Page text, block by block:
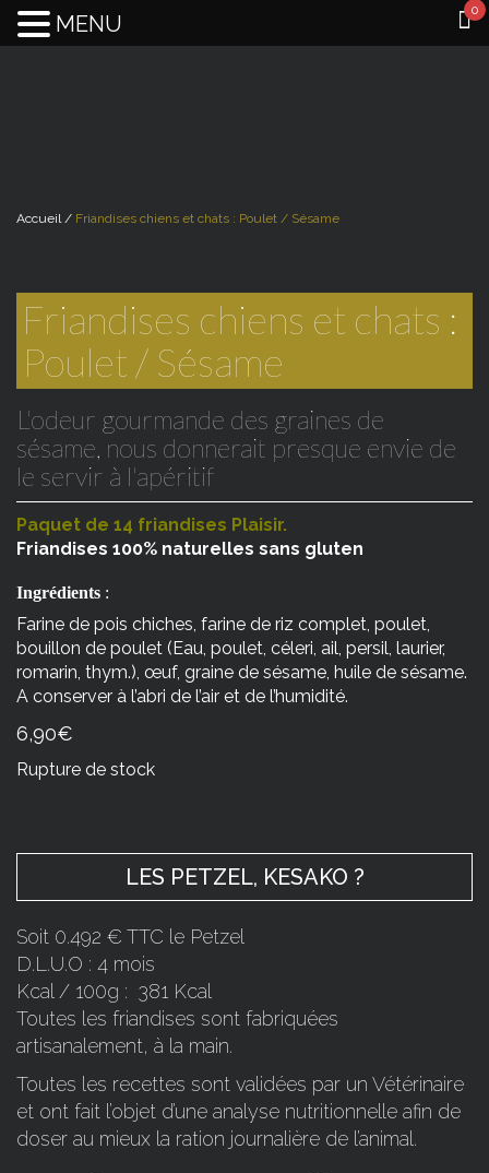
Accueil / Friandises chiens et chats : Poulet / Sésame
Friandises chiens et chats :
Poulet / Sésame
L'odeur gourmande des graines de
sésame, nous donnerait presque envie de
le servir à l'apéritif
Paquet de 14 friandises Plaisir.
Friandises 100% naturelles sans gluten
Ingrédients :
Farine de pois chiches, farine de riz complet, poulet,
bouillon de poulet (Eau, poulet, céleri, ail, persil, laurier,
romarin, thym.), œuf, graine de sésame, huile de sésame.
A conserver à l’abri de l’air et de l’humidité.
6,90€
Rupture de stock
LES PETZEL, KESAKO ?
Soit 0.492 € TTC le Petzel
D.L.U.O : 4 mois
Kcal / 100g : 381 Kcal
Toutes les friandises sont fabriquées
artisanalement, à la main.
Toutes les recettes sont validées par un Vétérinaire
et ont fait l’objet d’une analyse nutritionnelle afin de
doser au mieux la ration journalière de l’animal.
0
MENU